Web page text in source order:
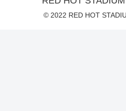
© 2022 RED HOT